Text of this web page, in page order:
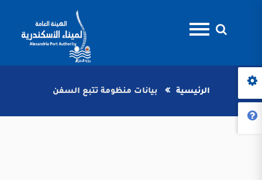
الرئيسية بيانات منظومة تتبع السفن